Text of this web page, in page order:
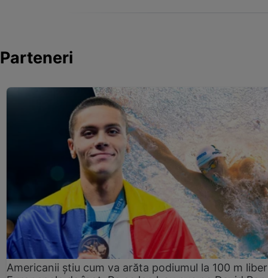
Parteneri
Americanii știu cum va arăta podiumul la 100 m